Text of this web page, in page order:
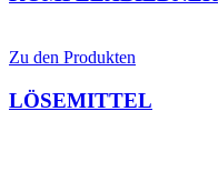
Zu den Produkten
LÖSEMITTEL